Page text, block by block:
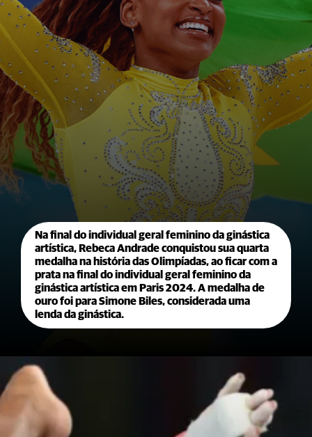
Na final do individual geral feminino da ginástica
artística, Rebeca Andrade conquistou sua quarta
medalha na história das Olimpíadas, ao ficar com a
prata na final do individual geral feminino da
ginástica artística em Paris 2024. A medalha de
ouro foi para Simone Biles, considerada uma
lenda da ginástica.